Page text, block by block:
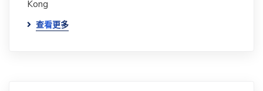
Kong
查看更多